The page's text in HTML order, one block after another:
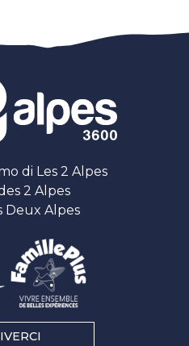
di Les 2 Alpes
2 Alpes
Deux Alpes